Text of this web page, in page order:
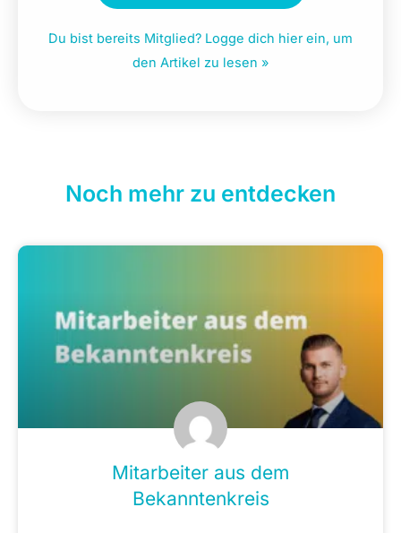
Du bist bereits Mitglied? Logge dich hier ein, um
den Artikel zu lesen »
Noch mehr zu entdecken
Mitarbeiter aus dem
Bekanntenkreis